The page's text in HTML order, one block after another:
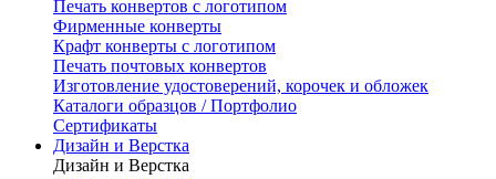
Печать конвертов с логотипом
Фирменные конверты
Крафт конверты с логотипом
Печать почтовых конвертов
Изготовление удостоверений, корочек и обложек
Каталоги образцов / Портфолио
Сертификаты
Дизайн и Верстка
Дизайн и Верстка